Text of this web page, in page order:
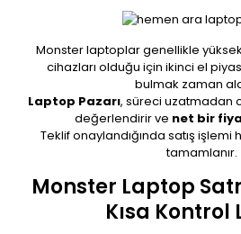
Monster laptoplar genellikle
cihazları olduğu için ikinci el
bulmak zaman
Laptop Pazarı, süreci uzatmadan
değerlendirir ve net bir
Teklif onaylandığında satış işlemi
tamamlanır.
Monster Laptop
Kısa Kontrol